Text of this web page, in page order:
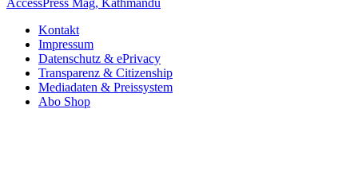
Kontakt
Impressum
Datenschutz & ePrivacy
Transparenz & Citizenship
Mediadaten & Preissystem
Abo Shop